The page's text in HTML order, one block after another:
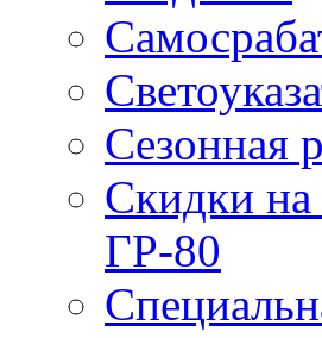
Сезонная
Скидки
ГР-80